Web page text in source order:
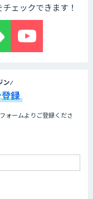
｜AIエージェン
ェックできます！
ン
録
ォームよりご登録くださ